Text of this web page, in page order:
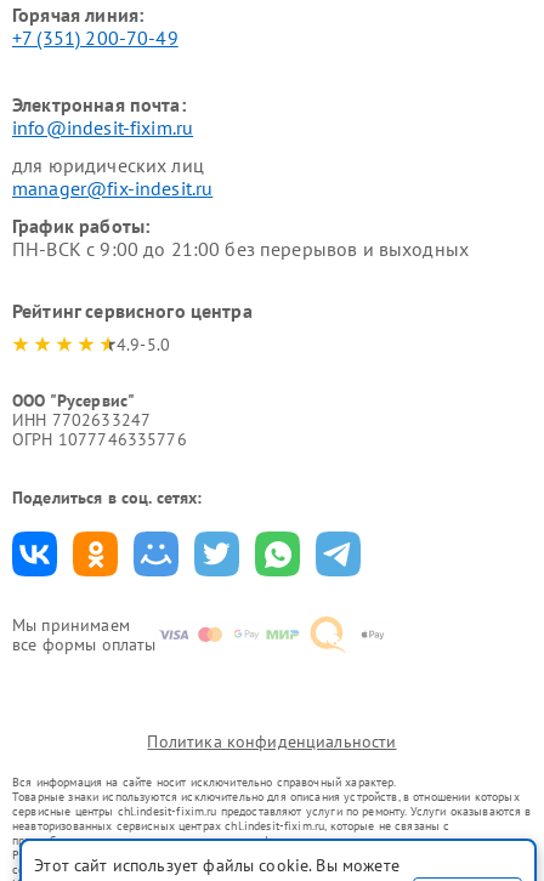
Мы принимаем
все формы оплаты
Горячая линия:
+7 (351) 200-70-49
Электронная почта:
info@indesit-fixim.ru
для юридических лиц
manager@fix-indesit.ru
График работы:
ПН-ВСК с 9:00 до 21:00 без перерывов и выходных
Рейтинг сервисного центра
4.9-5.0
ООО "Русервис"
ИНН 7702633247
ОГРН 1077746335776
Поделиться в соц. сетях:
Политика конфиденциальности
Вся информация на сайте носит исключительно справочный характер.
Товарные знаки используются исключительно для описания устройств, в отношении которых
сервисные центры chl.indesit-fixim.ru предоставляют услуги по ремонту. Услуги оказываются в
неавторизованных сервисных центрах chl.indesit-fixim.ru, которые не связаны с
правообладателями товарных знаков или их официальными представителями.
Ремонт осуществляется для устройств, уже введенных в гражданский оборот в соответствии
со статьей 1487 ГК РФ.
Этот сайт использует файлы cookie. Вы можете